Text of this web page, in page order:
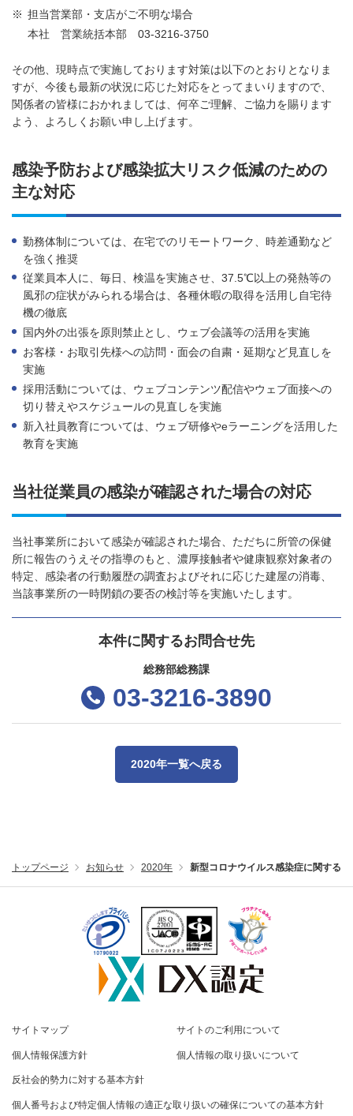
※ 担当営業部・支店がご不明な場合
本社 営業統括本部 03-3216-3750
その他、現時点で実施しております対策は以下のとおりとなりま
すが、今後も最新の状況に応じた対応をとってまいりますので、
関係者の皆様におかれましては、何卒ご理解、ご協力を賜ります
よう、よろしくお願い申し上げます。
感染予防および感染拡大リスク低減のための
主な対応
勤務体制については、在宅でのリモートワーク、時差通勤など
を強く推奨
従業員本人に、毎日、検温を実施させ、37.5℃以上の発熱等の
風邪の症状がみられる場合は、各種休暇の取得を活用し自宅待
機の徹底
国内外の出張を原則禁止とし、ウェブ会議等の活用を実施
お客様・お取引先様への訪問・面会の自粛・延期など見直しを
実施
採用活動については、ウェブコンテンツ配信やウェブ面接への
切り替えやスケジュールの見直しを実施
新入社員教育については、ウェブ研修やeラーニングを活用した
教育を実施
当社従業員の感染が確認された場合の対応
当社事業所において感染が確認された場合、ただちに所管の保健
所に報告のうえその指導のもと、濃厚接触者や健康観察対象者の
特定、感染者の行動履歴の調査およびそれに応じた建屋の消毒、
当該事業所の一時閉鎖の要否の検討等を実施いたします。
本件に関するお問合せ先
総務部総務課
03-3216-3890
2020年一覧へ戻る
トップページ お知らせ 2020年 新型コロナウイルス感染症に関する
サイトマップ サイトのご利用について
個人情報保護方針 個人情報の取り扱いについて
反社会的勢力に対する基本方針
個人番号および特定個人情報の適正な取り扱いの確保についての基本方針